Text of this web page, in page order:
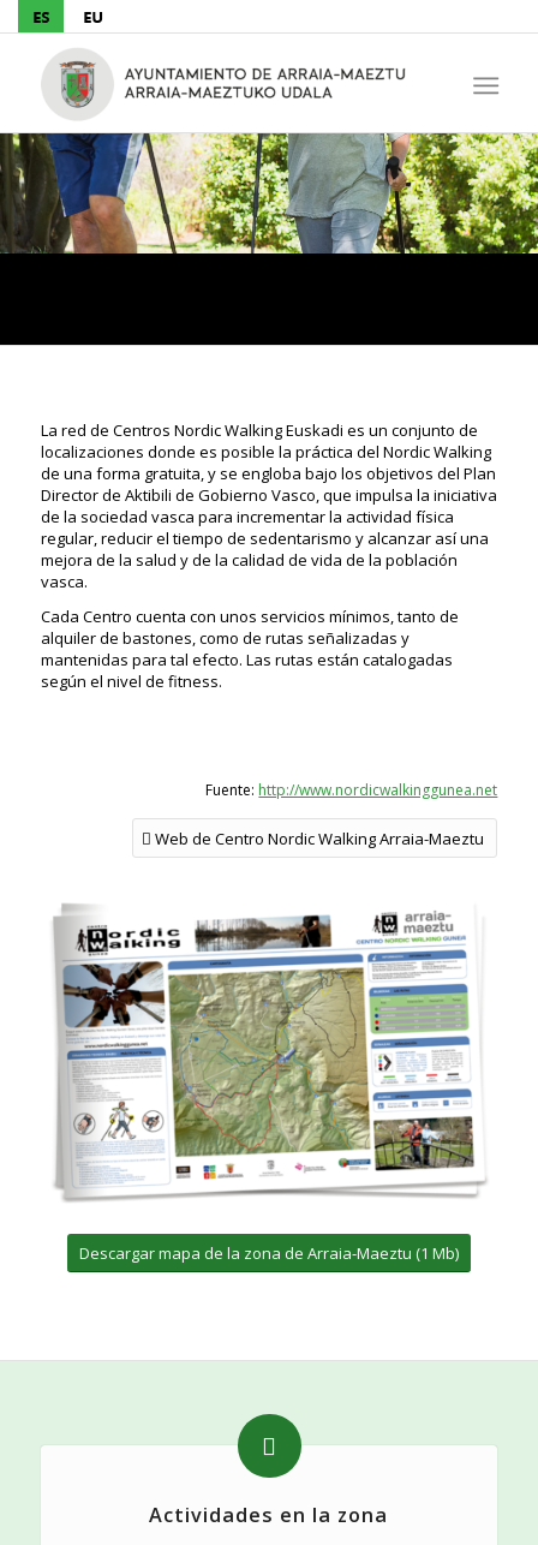
La red de Centros Nordic Walking Euskadi es un conjunto de
localizaciones donde es posible la práctica del Nordic Walking
de una forma gratuita, y se engloba bajo los objetivos del Plan
Director de Aktibili de Gobierno Vasco, que impulsa la iniciativa
de la sociedad vasca para incrementar la actividad física
regular, reducir el tiempo de sedentarismo y alcanzar así una
mejora de la salud y de la calidad de vida de la población
vasca.
Cada Centro cuenta con unos servicios mínimos, tanto de
alquiler de bastones, como de rutas señalizadas y
mantenidas para tal efecto. Las rutas están catalogadas
según el nivel de fitness.
Fuente: http://www.nordicwalkinggunea.net
Web de Centro Nordic Walking Arraia-Maeztu
Descargar mapa de la zona de Arraia-Maeztu (1 Mb)
Actividades en la zona